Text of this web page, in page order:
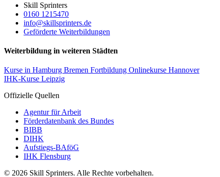
Skill Sprinters
0160 1215470
info@skillsprinters.de
Geförderte Weiterbildungen
Weiterbildung in weiteren Städten
Kurse in Hamburg Bremen Fortbildung Onlinekurse Hannover
IHK-Kurse Leipzig
Offizielle Quellen
Agentur für Arbeit
Förderdatenbank des Bundes
BIBB
DIHK
Aufstiegs-BAföG
IHK Flensburg
© 2026 Skill Sprinters. Alle Rechte vorbehalten.